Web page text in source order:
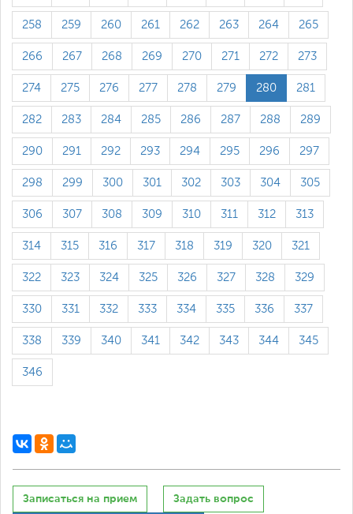
258 259 260 261 262 263 264 265
266 267 268 269 270 271 272 273
274 275 276 277 278 279 280 281
282 283 284 285 286 287 288 289
290 291 292 293 294 295 296 297
298 299 300 301 302 303 304 305
306 307 308 309 310 311 312 313
314 315 316 317 318 319 320 321
322 323 324 325 326 327 328 329
330 331 332 333 334 335 336 337
338 339 340 341 342 343 344 345
346
Записаться на прием Задать вопрос